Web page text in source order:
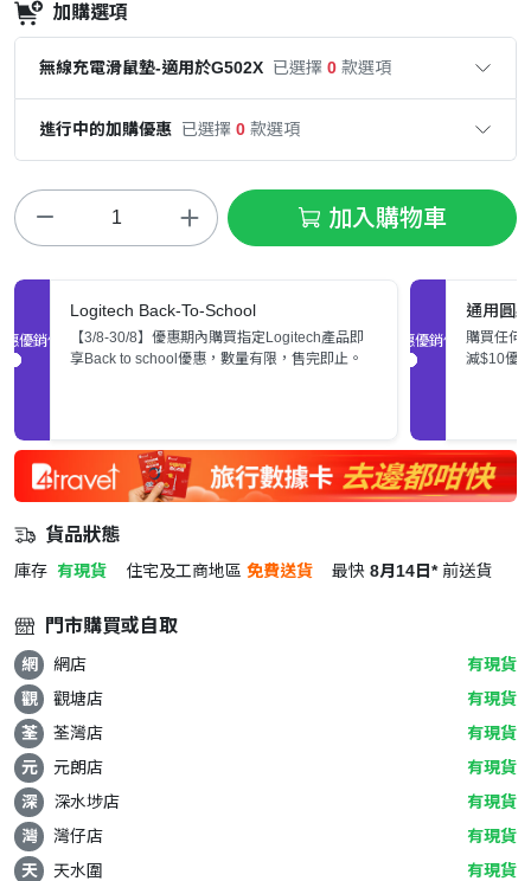
加購選項
無線充電滑鼠墊-適用於G502X 已選擇 0 款選項
進行中的加購優惠 已選擇 0 款選項
加入購物車
促銷優惠
Logitech Back-To-School
【3/8-30/8】優惠期內購買指定Logitech產品即
享Back to school優惠，數量有限，售完即止。
促銷優惠
通用圓
購買任何
減$10優
貨品狀態
庫存 有現貨 住宅及工商地區 免費送貨 最快 8月14日* 前送貨
門市購買或自取
網 網店
有現貨
觀
觀塘店
有現貨
荃
荃灣店
有現貨
元
元朗店
有現貨
深
深水埗店
有現貨
灣
灣仔店
有現貨
天
天水圍 有現貨